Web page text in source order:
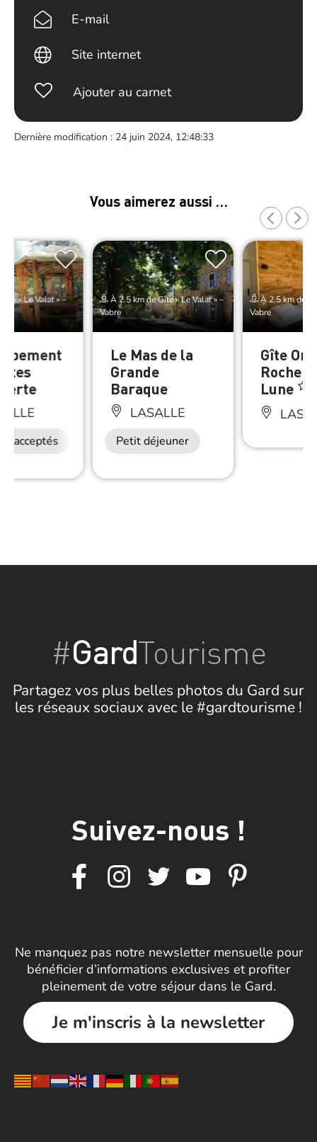
E-mail
Site internet
Ajouter au carnet
Dernière modification : 24 juin 2024, 12:48:33
Vous aimerez aussi …
« Le Valat » –
acceptés
À 2.5 km de Gîte « Le Valat » –
Vabre
Le Mas de la
Grande
Baraque
LASALLE
Petit déjeuner
À 2.5 km de
Vabre
Gîte
Rocher
Lune
#GardTourisme
Partagez vos plus belles photos du Gard sur
les réseaux sociaux avec le #gardtourisme !
Suivez-nous !
Ne manquez pas notre newsletter mensuelle pour
bénéficier d’informations exclusives et profiter
pleinement de votre séjour dans le Gard.
Je m'inscris à la newsletter